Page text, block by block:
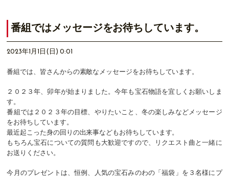
番組ではメッセージをお待ちしています。
2023年1月1日(日) 0:01
番組では、皆さんからの素敵なメッセージをお待ちしています。
２０２３年、卯年が始まりました。今年も宝石物語を宜しくお願いしま
す。
番組では２０２３年の目標、やりたいこと、冬の楽しみなどメッセージ
をお待ちしています。
最近起こった身の回りの出来事などもお待ちしています。
もちろん宝石についての質問も大歓迎ですので、リクエスト曲と一緒に
お送りください。
今月のプレゼントは、恒例、人気の宝石みのわの「福袋」を３名様にプ